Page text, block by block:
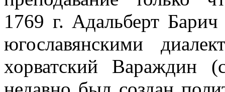
1769 г. Адальберт
югославянскими
хорватский